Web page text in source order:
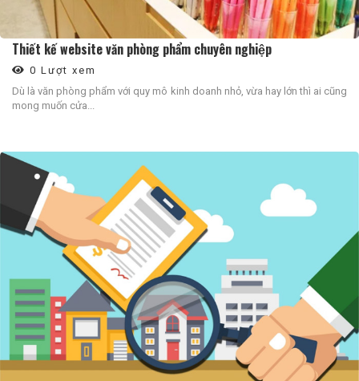
Thiết kế website văn phòng phẩm chuyên nghiệp
0 Lượt xem
Dù là văn phòng phẩm với quy mô kinh doanh nhỏ, vừa hay lớn thì ai cũng
mong muốn cửa...